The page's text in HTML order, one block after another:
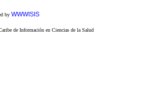
by WWWISIS
de Información en Ciencias de la Salud